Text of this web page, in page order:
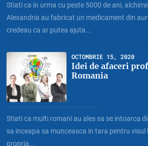
Stiati ca in urma cu peste 5000 de ani,
Alexandria au fabricat un medicament din
credeau ca ar putea ajuta...
OCTOMBRIE 15, 2020
Idei de afaceri
Romania
Stiati ca multi romani au ales sa se intoarca
sa inceapa sa munceasca in tara pentru visul
propria...